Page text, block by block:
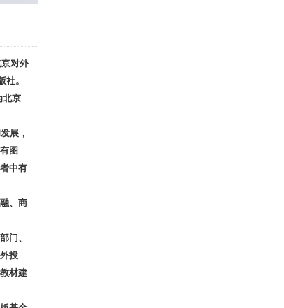
对外
。
北京
展，
图
中有
、商
门、
投
材建